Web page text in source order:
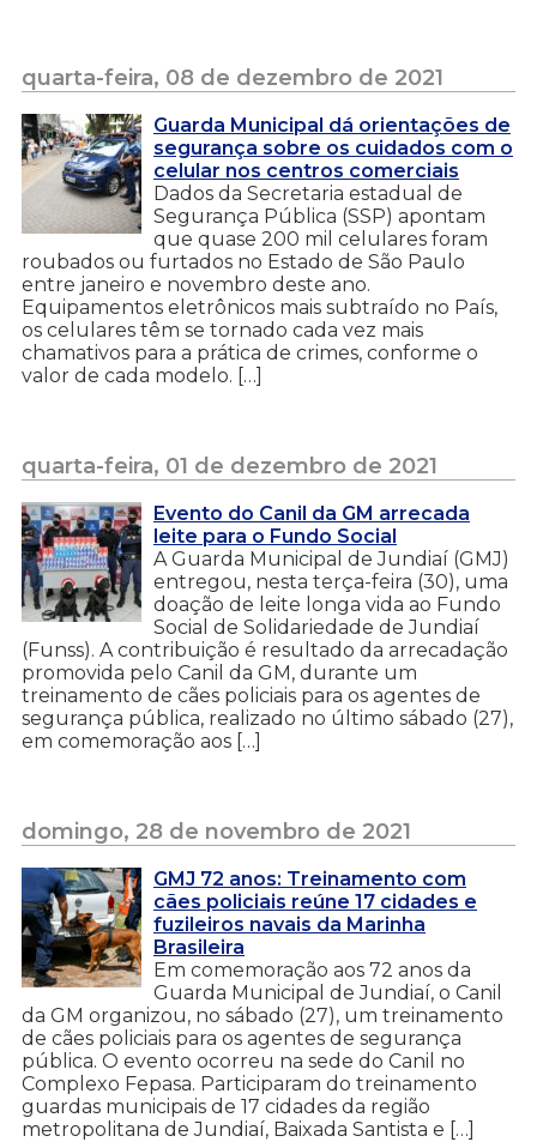
quarta-feira, 08 de dezembro de 2021
Guarda Municipal dá orientações de
segurança sobre os cuidados com o
celular nos centros comerciais
Dados da Secretaria estadual de
Segurança Pública (SSP) apontam
que quase 200 mil celulares foram
roubados ou furtados no Estado de São Paulo
entre janeiro e novembro deste ano.
Equipamentos eletrônicos mais subtraído no País,
os celulares têm se tornado cada vez mais
chamativos para a prática de crimes, conforme o
valor de cada modelo. […]
quarta-feira, 01 de dezembro de 2021
Evento do Canil da GM arrecada
leite para o Fundo Social
A Guarda Municipal de Jundiaí (GMJ)
entregou, nesta terça-feira (30), uma
doação de leite longa vida ao Fundo
Social de Solidariedade de Jundiaí
(Funss). A contribuição é resultado da arrecadação
promovida pelo Canil da GM, durante um
treinamento de cães policiais para os agentes de
segurança pública, realizado no último sábado (27),
em comemoração aos […]
domingo, 28 de novembro de 2021
GMJ 72 anos: Treinamento com
cães policiais reúne 17 cidades e
fuzileiros navais da Marinha
Brasileira
Em comemoração aos 72 anos da
Guarda Municipal de Jundiaí, o Canil
da GM organizou, no sábado (27), um treinamento
de cães policiais para os agentes de segurança
pública. O evento ocorreu na sede do Canil no
Complexo Fepasa. Participaram do treinamento
guardas municipais de 17 cidades da região
metropolitana de Jundiaí, Baixada Santista e […]